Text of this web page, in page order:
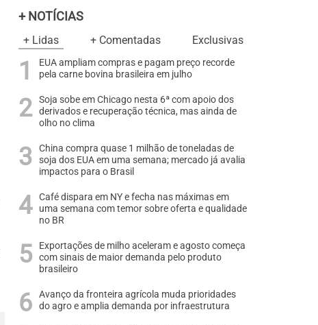
+ NOTÍCIAS
+ Lidas + Comentadas Exclusivas
EUA ampliam compras e pagam preço recorde
pela carne bovina brasileira em julho
Soja sobe em Chicago nesta 6ª com apoio dos
derivados e recuperação técnica, mas ainda de
olho no clima
China compra quase 1 milhão de toneladas de
soja dos EUA em uma semana; mercado já avalia
impactos para o Brasil
Café dispara em NY e fecha nas máximas em
uma semana com temor sobre oferta e qualidade
no BR
Exportações de milho aceleram e agosto começa
com sinais de maior demanda pelo produto
brasileiro
Avanço da fronteira agrícola muda prioridades
do agro e amplia demanda por infraestrutura